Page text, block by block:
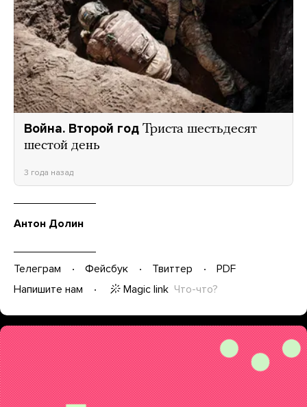
Война. Второй год Триста шестьдесят
шестой день
3 года назад
Антон Долин
Телеграм Фейсбук Твиттер
PDF
Напишите нам
Magic link Что-что?